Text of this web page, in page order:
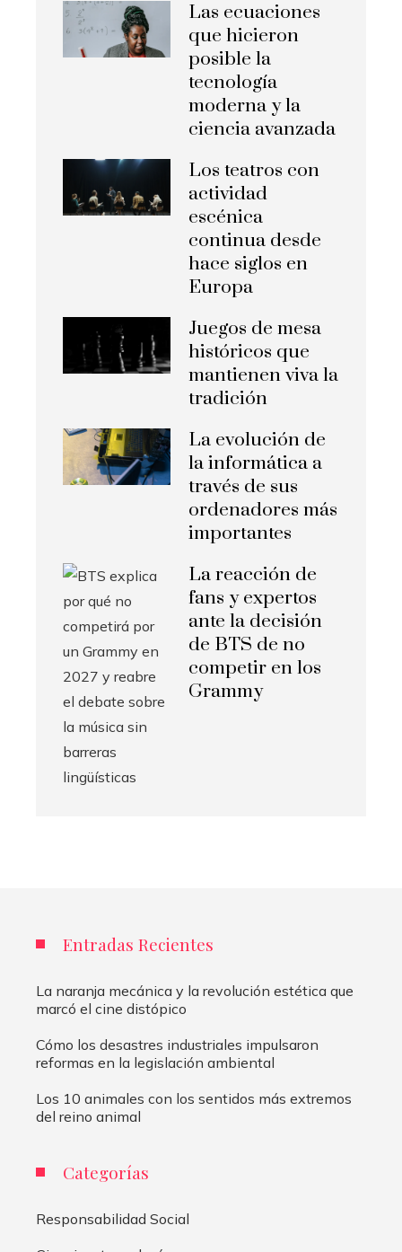
Las ecuaciones
que hicieron
posible la
tecnología
moderna y la
ciencia avanzada
Los teatros con
actividad
escénica
continua desde
hace siglos en
Europa
Juegos de mesa
históricos que
mantienen viva la
tradición
La evolución de
la informática a
través de sus
ordenadores más
importantes
La reacción de
fans y expertos
ante la decisión
de BTS de no
competir en los
Grammy
Entradas Recientes
La naranja mecánica y la revolución estética que
marcó el cine distópico
Cómo los desastres industriales impulsaron
reformas en la legislación ambiental
Los 10 animales con los sentidos más extremos
del reino animal
Categorías
Responsabilidad Social